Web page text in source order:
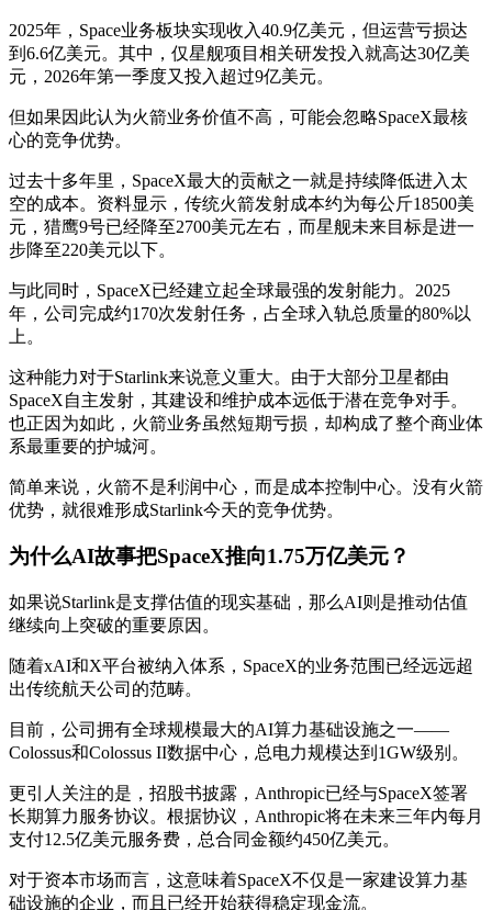
2025年，Space业务板块实现收入40.9亿美元，但运营亏损达
到6.6亿美元。其中，仅星舰项目相关研发投入就高达30亿美
元，2026年第一季度又投入超过9亿美元。
但如果因此认为火箭业务价值不高，可能会忽略SpaceX最核
心的竞争优势。
过去十多年里，SpaceX最大的贡献之一就是持续降低进入太
空的成本。资料显示，传统火箭发射成本约为每公斤18500美
元，猎鹰9号已经降至2700美元左右，而星舰未来目标是进一
步降至220美元以下。
与此同时，SpaceX已经建立起全球最强的发射能力。2025
年，公司完成约170次发射任务，占全球入轨总质量的80%以
上。
这种能力对于Starlink来说意义重大。由于大部分卫星都由
SpaceX自主发射，其建设和维护成本远低于潜在竞争对手。
也正因为如此，火箭业务虽然短期亏损，却构成了整个商业体
系最重要的护城河。
简单来说，火箭不是利润中心，而是成本控制中心。没有火箭
优势，就很难形成Starlink今天的竞争优势。
为什么AI故事把SpaceX推向1.75万亿美元？
如果说Starlink是支撑估值的现实基础，那么AI则是推动估值
继续向上突破的重要原因。
随着xAI和X平台被纳入体系，SpaceX的业务范围已经远远超
出传统航天公司的范畴。
目前，公司拥有全球规模最大的AI算力基础设施之一——
Colossus和Colossus II数据中心，总电力规模达到1GW级别。
更引人关注的是，招股书披露，Anthropic已经与SpaceX签署
长期算力服务协议。根据协议，Anthropic将在未来三年内每月
支付12.5亿美元服务费，总合同金额约450亿美元。
对于资本市场而言，这意味着SpaceX不仅是一家建设算力基
础设施的企业，而且已经开始获得稳定现金流。